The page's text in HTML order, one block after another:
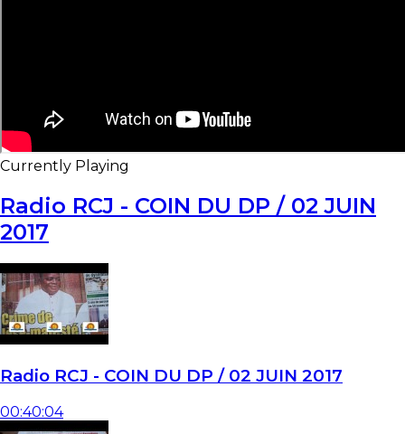
Currently Playing
Radio RCJ - COIN DU DP / 02 JUIN
2017
Radio RCJ - COIN DU DP / 02 JUIN 2017
00:40:04